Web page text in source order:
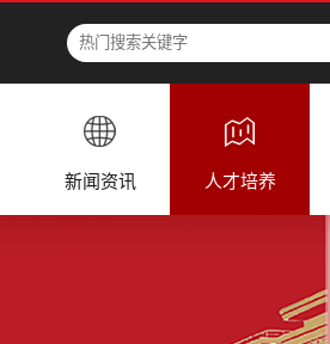
新闻资讯 人才培养